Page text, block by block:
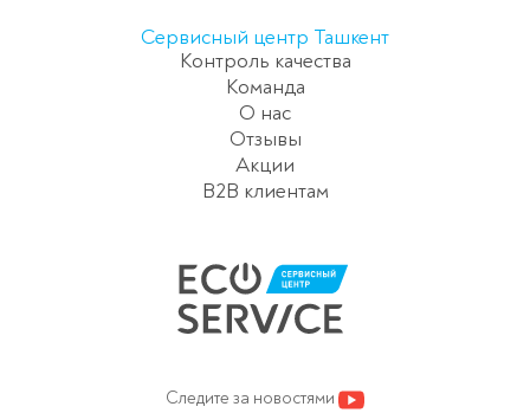
Сервисный центр Ташкент
Контроль качества
Команда
О нас
Отзывы
Акции
B2B клиентам
Следите за новостями